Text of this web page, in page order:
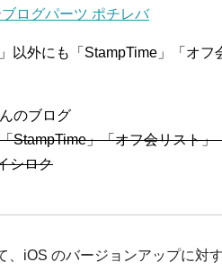
ログパーツ ポチレバ
以外にも「StampTime」「オ
のブログ
StampTime」「オフ会リスト
シロク
、iOS のバージョンアップに対